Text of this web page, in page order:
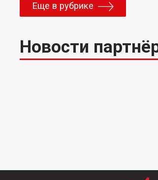
Еще в рубрике
Новости